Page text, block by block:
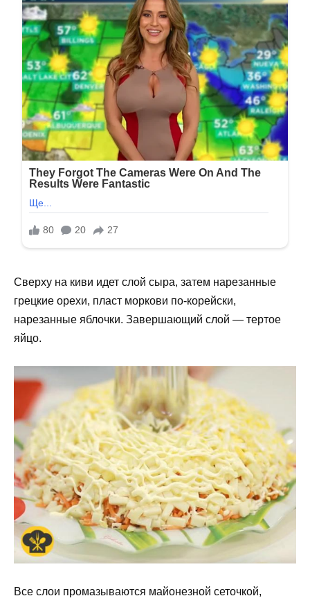
Сверху на киви идет слой сыра, затем нарезанные
грецкие орехи, пласт моркови по-корейски,
нарезанные яблочки. Завершающий слой — тертое
яйцо.
Все слои промазываются майонезной сеточкой,